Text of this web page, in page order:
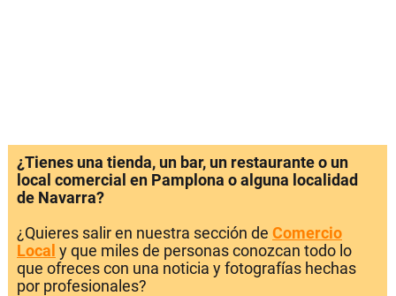
¿Tienes una tienda, un bar, un restaurante o un
local comercial en Pamplona o alguna localidad
de Navarra?
¿Quieres salir en nuestra sección de Comercio
Local y que miles de personas conozcan todo lo
que ofreces con una noticia y fotografías hechas
por profesionales?